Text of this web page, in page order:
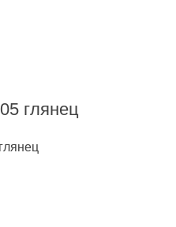
глянец